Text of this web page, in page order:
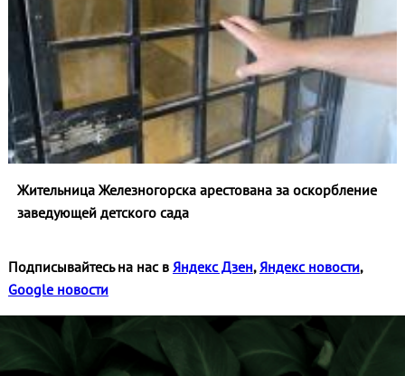
Жительница Железногорска арестована за оскорбление
заведующей детского сада
Подписывайтесь на нас в Яндекс Дзен, Яндекс новости,
Google новости